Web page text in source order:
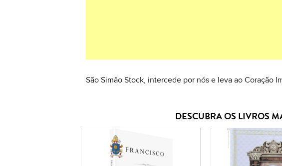
São Simão Stock, intercede por nós e leva ao Coração
DESCUBRA OS LIVROS